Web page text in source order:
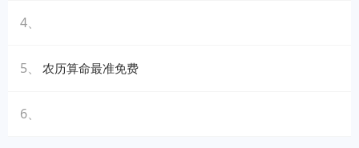
4、
5、 农历算命最准免费
6、